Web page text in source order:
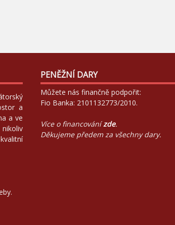
a
a ve
PENĚŽNÍ DARY
Můžete nás finančně podpořit:
Fio Banka: 2101132773/2010.
Více o financovánízde.
Děkujeme předem za všechny dary.